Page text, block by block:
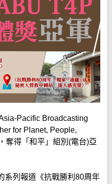
Pacific Broadcasting
for Planet, People,
奪得「和平」組別(電台)亞
系列報道《抗戰勝利80周年